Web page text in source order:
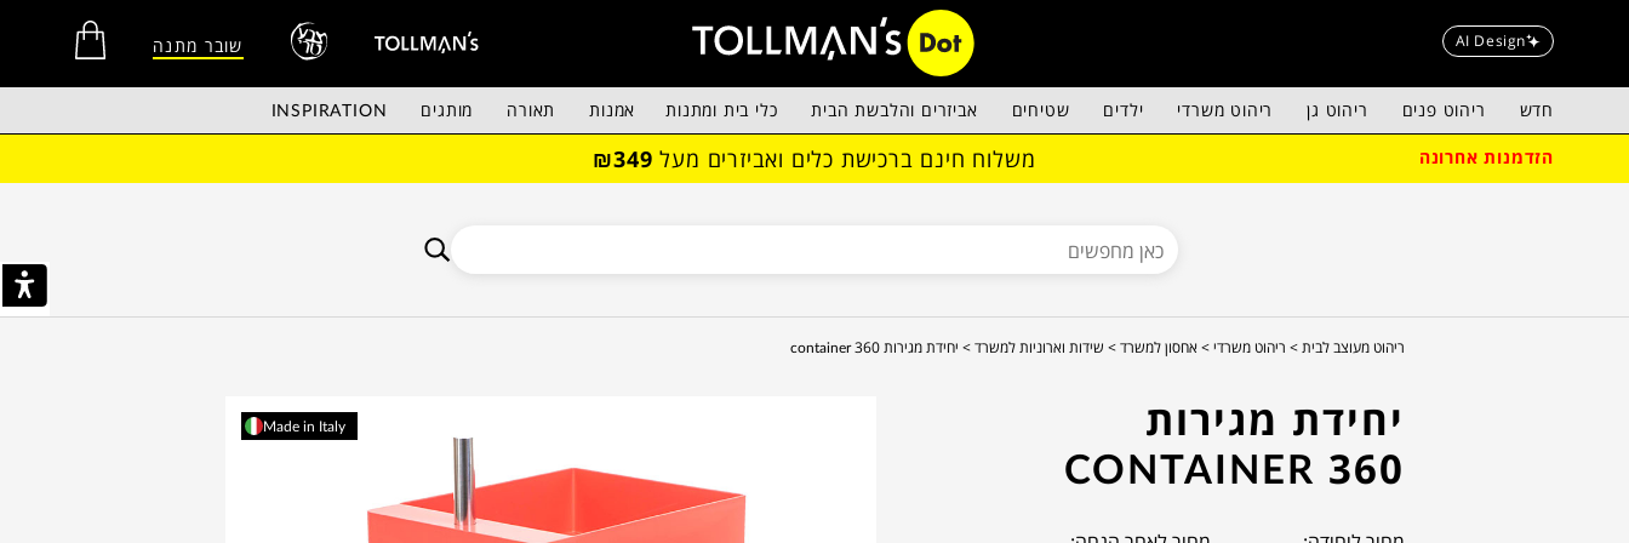
AI Design שובר מתנה
חדש ריהוט פנים ריהוט גן ריהוט משרדי ילדים שטיחים אביזרים והלבשת הבית כלי בית ומתנות אמנות תאורה מותגים INSPIRATION
הזדמנות אחרונה משלוח חינם ברכישת כלים ואביזרים מעל ₪349
ריהוט מעוצב לבית > ריהוט משרדי > אחסון למשרד > שידות וארוניות למשרד > יחידת מגירות container 360
יחידת מגירות
CONTAINER 360
Made in Italy